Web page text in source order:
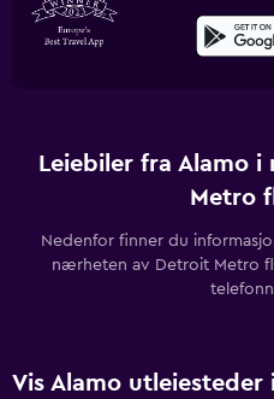
Leiebiler fra Alamo
Metro
Nedenfor finner du
nærheten av Detroit Metro
Vis Alamo